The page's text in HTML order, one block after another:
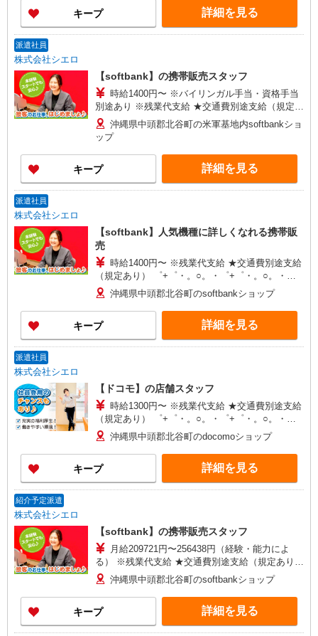
○。・゜+゜・。○。・゜+゜ 入社祝い金10万円支
給(規定有) お友達を紹介頂くと, インセンティブ支
キープ 詳細を見る
派遣社員
株式会社シエロ
【softbank】の携帯販売スタッフ
時給1400円〜 ※バイリンガル手当・資格手当
別途あり ※残業代支給 ★交通費別途支給（規定あ
り） ゜+゜・。○。・゜+゜・。○。・゜+゜ 入社
祝い金10万円支給(規定有) お友達を紹介頂くと, イ
ンセンティブ支給(規定有) ★月2回払い・週払い可
能（規程有）★ ゜・。○。・゜+゜・。○。・゜
+゜
沖縄県中頭郡北谷町の米軍基地内softbankショ
ップ
キープ 詳細を見る
派遣社員
株式会社シエロ
【softbank】人気機種に詳しくなれる携帯販
売
時給1400円〜 ※残業代支給 ★交通費別途支給
（規定あり） ゜+゜・。○。・゜+゜・。○。・゜
+゜ 入社祝い金10万円支給(規定有) お友達を紹介
頂くと, インセンティブ支給(規定有) ★月2回払
い・週払い可能（規程有）★ ゜・。○。・゜
+゜・。○。・゜+゜
沖縄県中頭郡北谷町のsoftbankショップ
キープ 詳細を見る
派遣社員
株式会社シエロ
【ドコモ】の店舗スタッフ
時給1300円〜 ※残業代支給 ★交通費別途支給
（規定あり） ゜+゜・。○。・゜+゜・。○。・゜
+゜ 入社祝い金10万円支給(規定有) お友達を紹介
頂くと, インセンティブ支給(規定有) ★月2回払
い・週払い可能（規程有）★ ゜・。○。・゜
+゜・。○。・゜+゜
沖縄県中頭郡北谷町のdocomoショップ
キープ 詳細を見る
紹介予定派遣
株式会社シエロ
【softbank】の携帯販売スタッフ
月給209721円〜256438円（経験・能力によ
る） ※残業代支給 ★交通費別途支給（規定あり）
゜+゜・。○。・゜+゜・。○。・゜+゜ 入社祝い金
10万円支給(規定有) お友達を紹介頂くと, インセン
ティブ支給(規定有) ゜・。○。・゜+゜・。
○。・゜+゜
沖縄県中頭郡北谷町のsoftbankショップ
キープ 詳細を見る